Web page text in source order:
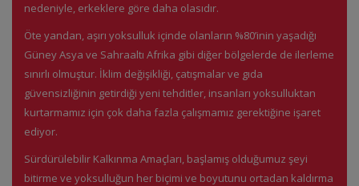
nedeniyle, erkeklere göre daha olasıdır.
Öte yandan, aşırı yoksulluk içinde olanların %80’inin yaşadığı
Güney Asya ve Sahraaltı Afrika gibi diğer bölgelerde de ilerleme
sınırlı olmuştur. İklim değişikliği, çatışmalar ve gıda
güvensizliğinin getirdiği yeni tehditler, insanları yoksulluktan
kurtarmamız için çok daha fazla çalışmamız gerektiğine işaret
ediyor.
Sürdürülebilir Kalkınma Amaçları, başlamış olduğumuz şeyi
bitirme ve yoksulluğun her biçimi ve boyutunu ortadan kaldırma